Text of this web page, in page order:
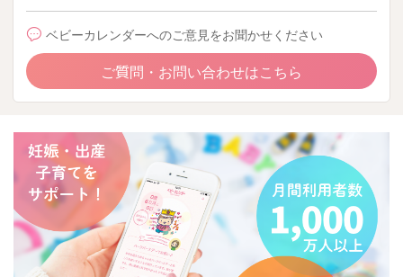
ベビーカレンダーへのご意見をお聞かせください
ご質問・お問い合わせはこちら